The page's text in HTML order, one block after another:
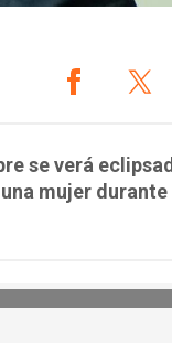
se verá
mujer durante